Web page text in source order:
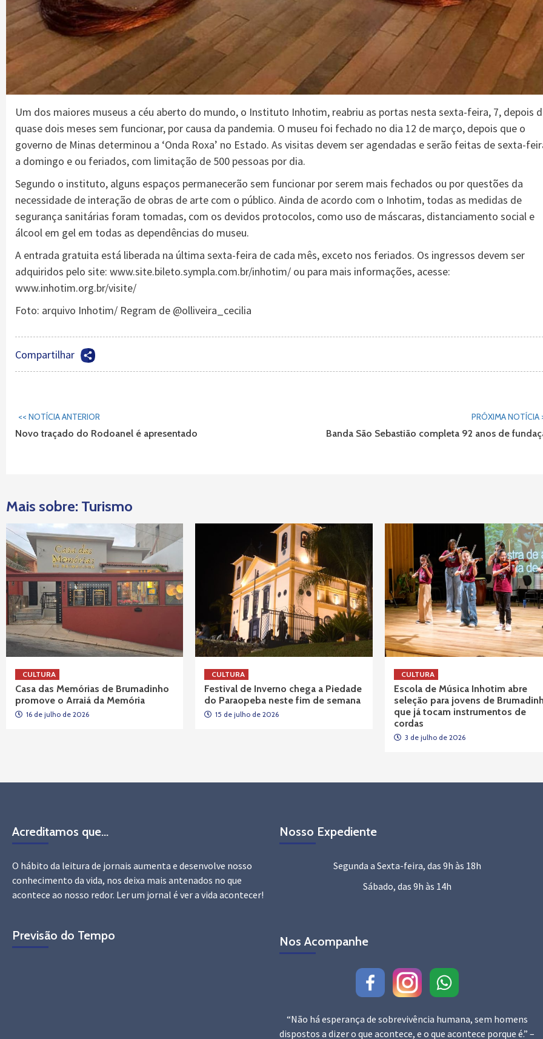
Um dos maiores museus a céu aberto do mundo, o Instituto Inhotim, reabriu as portas nesta sexta-feira, 7, depois
quase dois meses sem funcionar, por causa da pandemia. O museu foi fechado no dia 12 de março, depois que o
governo de Minas determinou a ‘Onda Roxa’ no Estado. As visitas devem ser agendadas e serão feitas de sexta-
a domingo e ou feriados, com limitação de 500 pessoas por dia.
Segundo o instituto, alguns espaços permanecerão sem funcionar por serem mais fechados ou por questões da
necessidade de interação de obras de arte com o público. Ainda de acordo com o Inhotim, todas as medidas de
segurança sanitárias foram tomadas, com os devidos protocolos, como uso de máscaras, distanciamento social e
álcool em gel em todas as dependências do museu.
A entrada gratuita está liberada na última sexta-feira de cada mês, exceto nos feriados. Os ingressos devem ser
adquiridos pelo site: www.site.bileto.sympla.com.br/inhotim/ ou para mais informações, acesse:
www.inhotim.org.br/visite/
Foto: arquivo Inhotim/ Regram de @olliveira_cecilia
Compartilhar
Continuar
Lendo...
<< NOTÍCIA ANTERIOR
Novo traçado do Rodoanel é apresentado
PRÓXIMA NOTÍCIA
Banda São Sebastião completa 92 anos de
Mais sobre: Turismo
CULTURA
Casa das Memórias de Brumadinho
promove o Arraiá da Memória
16 de julho de 2026
CULTURA
Festival de Inverno chega a Piedade
do Paraopeba neste fim de semana
15 de julho de 2026
CULTURA
Escola de Música Inhotim abre
seleção para jovens de
que já tocam instrumentos de
cordas
3 de julho de 2026
Acreditamos que…
O hábito da leitura de jornais aumenta e desenvolve nosso
conhecimento da vida, nos deixa mais antenados no que
acontece ao nosso redor. Ler um jornal é ver a vida acontecer!
Previsão do Tempo
Nosso Expediente
Segunda a Sexta-feira, das 9h às 18h
Sábado, das 9h às 14h
Nos Acompanhe
“Não há esperança de sobrevivência humana, sem homens
dispostos a dizer o que acontece, e o que acontece porque é.” –